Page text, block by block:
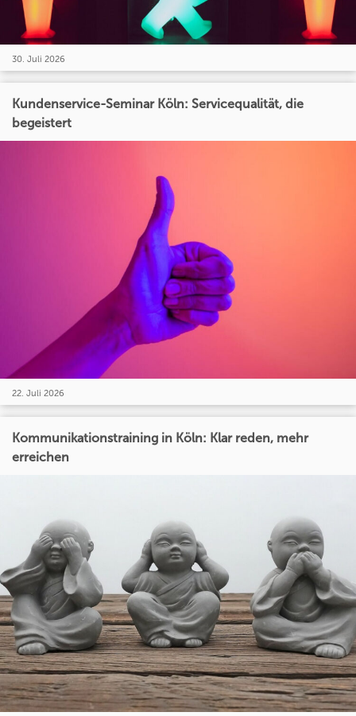
30. Juli 2026
Kundenservice-Seminar Köln: Servicequalität, die
begeistert
22. Juli 2026
Kommunikationstraining in Köln: Klar reden, mehr
erreichen